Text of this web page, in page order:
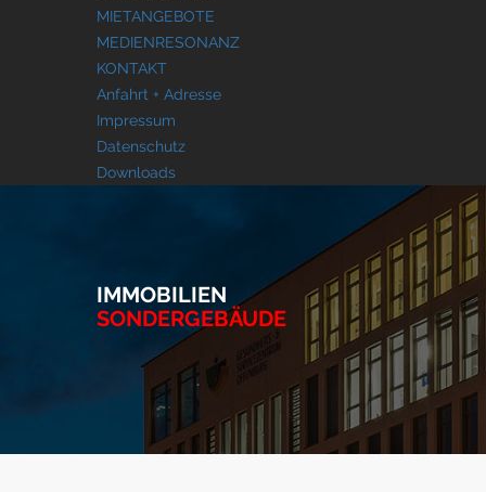
MIETANGEBOTE
MEDIENRESONANZ
KONTAKT
Anfahrt + Adresse
Impressum
Datenschutz
Downloads
IMMOBILIEN
SONDERGEBÄUDE